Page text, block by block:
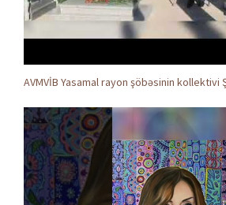
AVMVİB Yasamal rayon şöbəsinin kollektivi